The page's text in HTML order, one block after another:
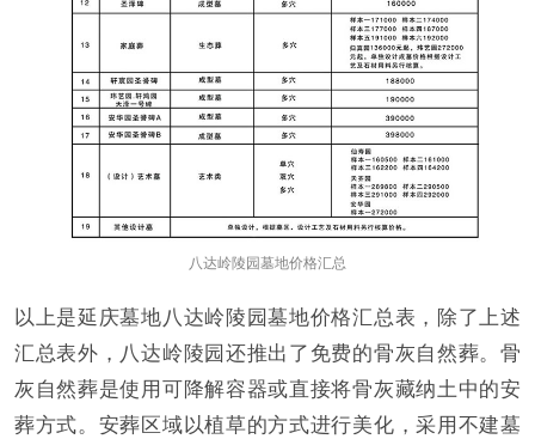
八达岭陵园墓地价格汇总
以上是延庆墓地八达岭陵园墓地价格汇总表，除了上述
汇总表外，八达岭陵园还推出了免费的骨灰自然葬。骨
灰自然葬是使用可降解容器或直接将骨灰藏纳土中的安
葬方式。安葬区域以植草的方式进行美化，采用不建墓